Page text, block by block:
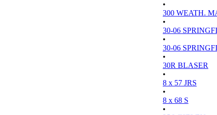
•
300 WEATH.
•
30-06
•
30-06
•
30R BLASER
•
8 x 57 JRS
•
8 x 68 S
•